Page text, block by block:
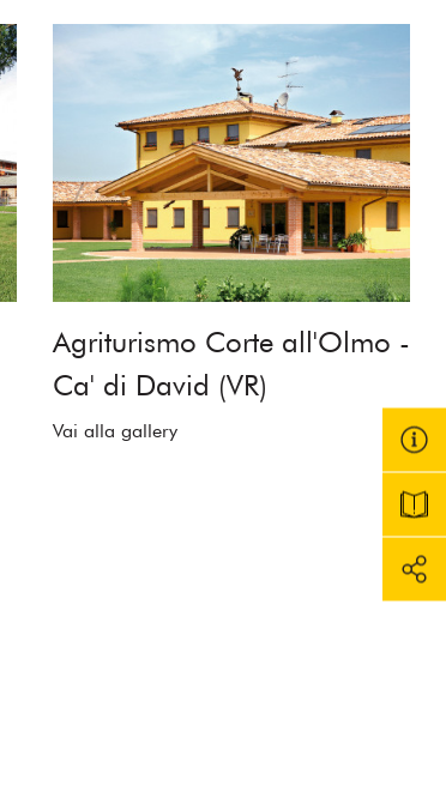
Agriturismo Corte all'Olmo -
Ca' di David (VR)
Vai alla gallery